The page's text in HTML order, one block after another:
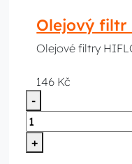
Olejový filtr
Olejové filtry
146 Kč
-
+